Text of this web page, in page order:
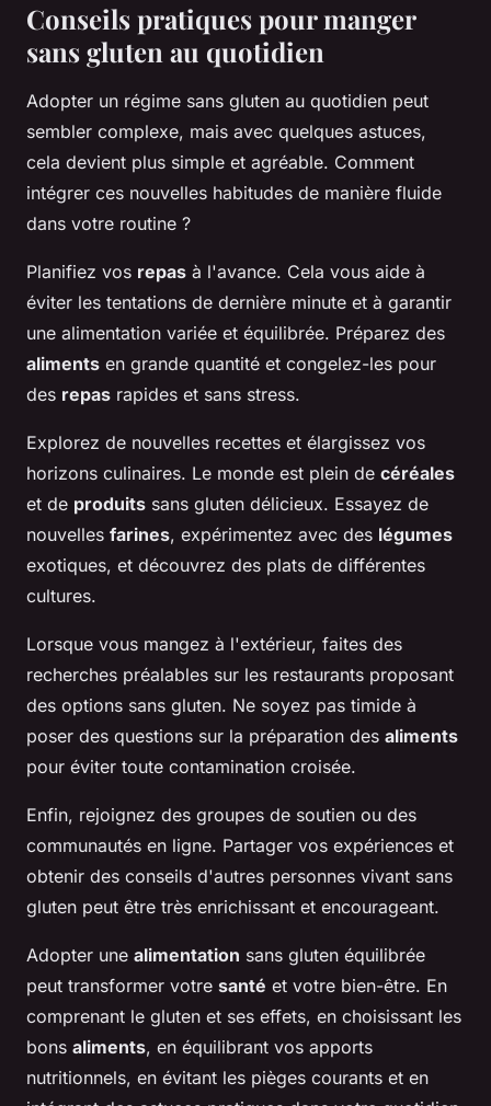
Conseils pratiques pour manger
sans gluten au quotidien
Adopter un régime sans gluten au quotidien peut
sembler complexe, mais avec quelques astuces,
cela devient plus simple et agréable. Comment
intégrer ces nouvelles habitudes de manière fluide
dans votre routine ?
Planifiez vos repas à l'avance. Cela vous aide à
éviter les tentations de dernière minute et à garantir
une alimentation variée et équilibrée. Préparez des
aliments en grande quantité et congelez-les pour
des repas rapides et sans stress.
Explorez de nouvelles recettes et élargissez vos
horizons culinaires. Le monde est plein de céréales
et de produits sans gluten délicieux. Essayez de
nouvelles farines, expérimentez avec des légumes
exotiques, et découvrez des plats de différentes
cultures.
Lorsque vous mangez à l'extérieur, faites des
recherches préalables sur les restaurants proposant
des options sans gluten. Ne soyez pas timide à
poser des questions sur la préparation des aliments
pour éviter toute contamination croisée.
Enfin, rejoignez des groupes de soutien ou des
communautés en ligne. Partager vos expériences et
obtenir des conseils d'autres personnes vivant sans
gluten peut être très enrichissant et encourageant.
Adopter une alimentation sans gluten équilibrée
peut transformer votre santé et votre bien-être. En
comprenant le gluten et ses effets, en choisissant les
bons aliments, en équilibrant vos apports
nutritionnels, en évitant les pièges courants et en